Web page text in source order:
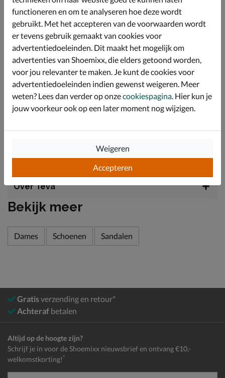
nylon schacht zorgt voor de nodige stabiliteit op
ongelijkmatig of ruig terrein.
De duurzame Spider Rubber-buitenzool biedt een hoge
mate van tractie op zowel natte als droge
ondergronden. Met de meerdere verstelbare
klittenbandsluitingen creëer je eenvoudig een perfecte
en persoonlijke pasvorm voor elke voet.
De tussenzool is voorzien van extra schokabsorberend
schuim voor langdurige demping gedurende de hele
dag. Deze sandaal is bij uitstek geschikt voor lichte
activiteiten.
Over Teva
Bekijk meer
Dames Schoenen Sandalen
Gratisverzending en retour*
Achteraf betalen
Altijd op de hoogte zijn?
Schrijf je in voor de Shoemixx nieuwsbrief en ontvang €10,-
welkomstkorting! *
functioneren en om te analyseren hoe deze wordt
gebruikt. Met het accepteren van de voorwaarden wordt
er tevens gebruik gemaakt van cookies voor
advertentiedoeleinden. Dit maakt het mogelijk om
advertenties van Shoemixx, die elders getoond worden,
voor jou relevanter te maken. Je kunt de cookies voor
advertentiedoeleinden indien gewenst weigeren. Meer
weten? Lees dan verder op onzecookiespagina. Hier kun je
jouw voorkeur ook op een later moment nog wijzigen.
Accepteren
Weigeren